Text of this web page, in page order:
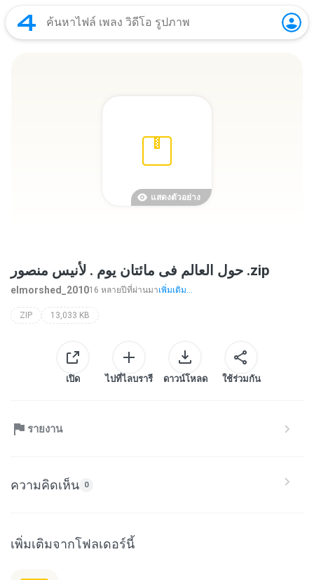
แสดงตัวอย่าง
حول العالم فى مائتان يوم . لأنيس منصور .zip
elmorshed_201016 หลายปีที่ผ่านมาเพิ่มเติม...
ZIP 13,033 KB
เปิด ไปที่ไลบรารี ดาวน์โหลด ใช้ร่วมกัน
รายงาน
ความคิดเห็น 0
เพิ่มเติมจากโฟลเดอร์นี้